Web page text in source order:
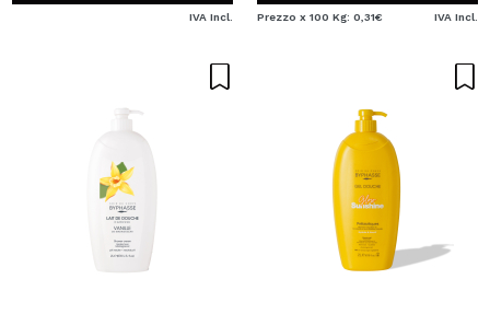
IVA Incl. Prezzo x 100 Kg: 0,31€ IVA Incl.